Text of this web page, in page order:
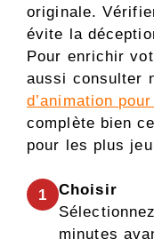
originale.
évite la
Pour enrichir
aussi consulter
d’animation
complète bien
pour les plus
1
Choisir
minutes